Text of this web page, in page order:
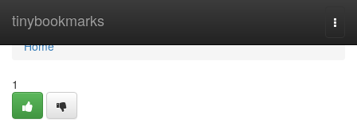
tinybookmarks
Home
Home
1